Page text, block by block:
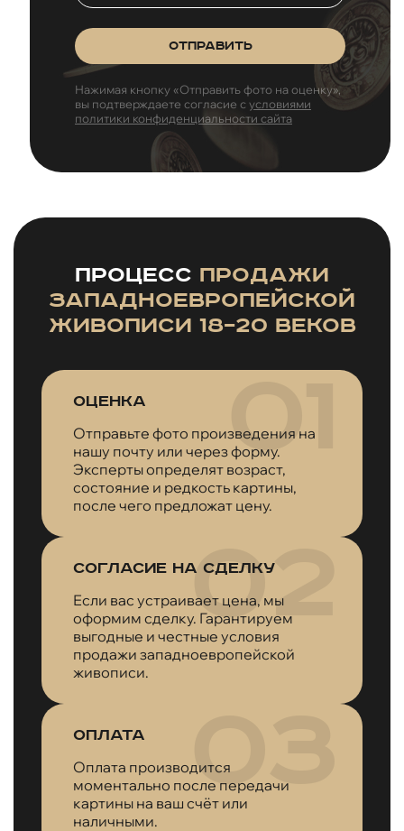
Отправить
Нажимая кнопку «Отправить фото на оценку»,
вы подтверждаете согласие сусловиями
политики конфиденциальности сайта
Процесс продажи
западноевропейской
живописи 18–20 веков
Оценка
Отправьте фото произведения на
нашу почту или через форму.
Эксперты определят возраст,
состояние и редкость картины,
после чего предложат цену.
Согласие на сделку
Если вас устраивает цена, мы
оформим сделку. Гарантируем
выгодные и честные условия
продажи западноевропейской
живописи.
Оплата
Оплата производится
моментально после передачи
картины на ваш счёт или
наличными.